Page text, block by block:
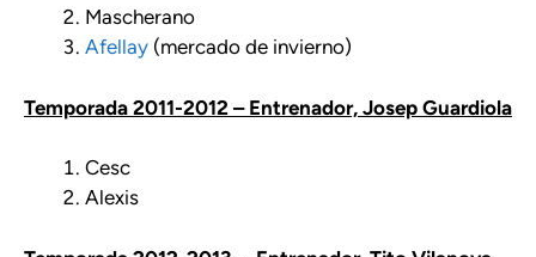
Mascherano
Afellay (mercado de invierno)
Temporada 2011-2012 – Entrenador, Josep Guardiola
Cesc
Alexis